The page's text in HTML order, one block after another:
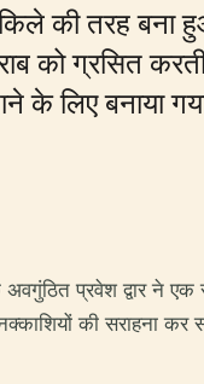
तरह बना हुआ
को ग्रसित
के लिए बनाया
अवगुंठित प्रवेश द्वार
की सराहना